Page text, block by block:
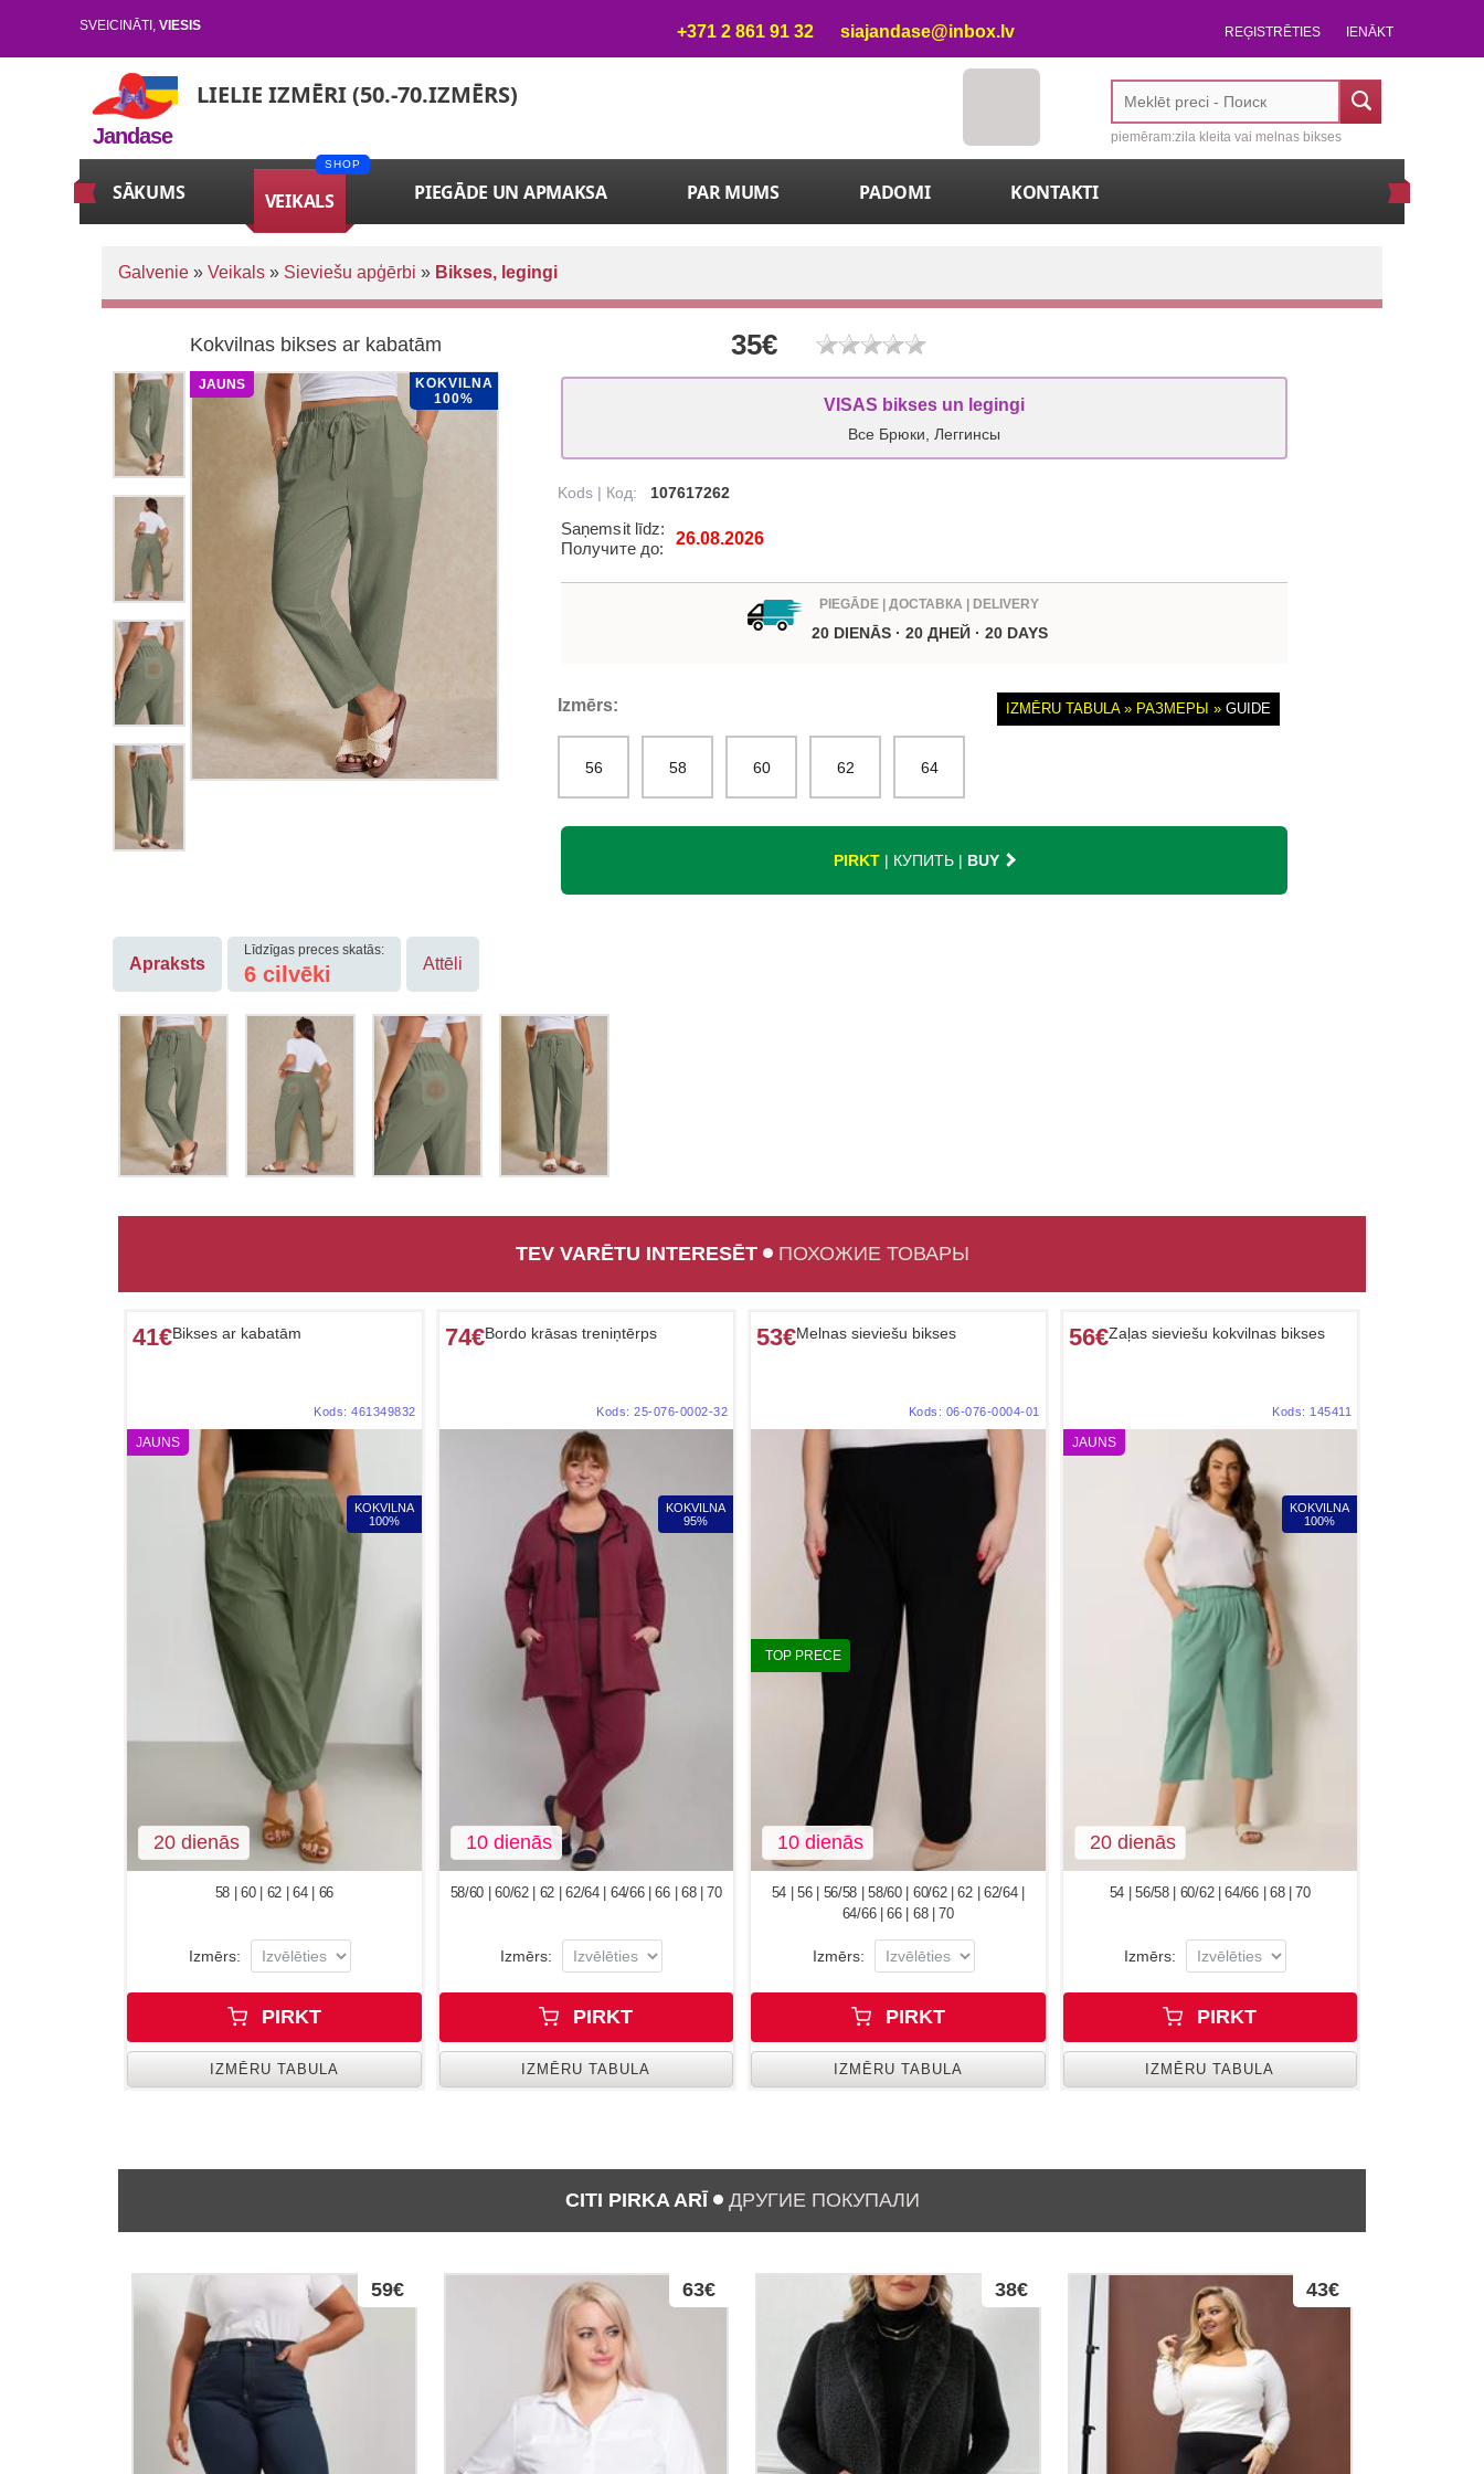
SVEICINĀTI , VIESIS +371 2 861 91 32 siajandase@inbox.lv REĢISTRĒTIES IENĀKT
Jandase
LIELIE IZMĒRI (50.-70.IZMĒRS)
piemēram:zila kleita vai melnas bikses
SĀKUMS VEIKALS PIEGĀDE UN APMAKSA PAR MUMS PADOMI KONTAKTI
Galvenie » Veikals » Sieviešu apģērbi » Bikses, legingi
Kokvilnas bikses ar kabatām 35€
KOKVILNA
100%
JAUNS
VISAS bikses un legingi
Все Брюки, Леггинсы
Kods | Код: 107617262
Saņemsit līdz:
Получите до:
26.08.2026
PIEGĀDE | ДОСТАВКА | DELIVERY
20 DIENĀS · 20 ДНЕЙ · 20 DAYS
IZMĒRU TABULA » РАЗМЕРЫ » GUIDE
Izmērs:
56 58 60 62 64
PIRKT | КУПИТЬ | BUY
Apraksts
Līdzīgas preces skatās:
6 cilvēki Attēli
TEV VARĒTU INTERESĒT ПОХОЖИЕ ТОВАРЫ
41€Bikses ar kabatām
Kods: 461349832
JAUNS
KOKVILNA
100%
20 dienās
58 | 60 | 62 | 64 | 66
Izmērs:
PIRKT
IZMĒRU TABULA
74€Bordo krāsas treniņtērps
Kods: 25-076-0002-32
KOKVILNA
95%
10 dienās
58/60 | 60/62 | 62 | 62/64 | 64/66 | 66 | 68 | 70
Izmērs:
PIRKT
IZMĒRU TABULA
53€Melnas sieviešu bikses
Kods: 06-076-0004-01
TOP PRECE
10 dienās
54 | 56 | 56/58 | 58/60 | 60/62 | 62 | 62/64 |
64/66 | 66 | 68 | 70
Izmērs:
PIRKT
IZMĒRU TABULA
56€Zaļas sieviešu kokvilnas bikses
Kods: 145411
JAUNS
KOKVILNA
100%
20 dienās
54 | 56/58 | 60/62 | 64/66 | 68 | 70
Izmērs:
PIRKT
IZMĒRU TABULA
CITI PIRKA ARĪ ДРУГИЕ ПОКУПАЛИ
59€ 63€ 38€ 43€